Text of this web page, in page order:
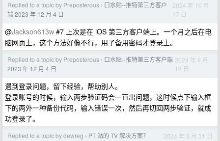
Replied to a topic by Preposterous › 口水贴--推特第三方客户
端 2023 年 12 月 4 日
2024 年 10 月
17 日
@Jackson613w #7 上次是在 iOS 第三方客户端上。一个月之后在电
脑网页上，这个方法好像不行，用了备用密码才登录上。
Replied to a topic by Preposterous › 口水贴--推特第三方客户端
2023 年 12 月 4 日
2024 年 9 月
16 日
遇到登录问题，留下经验，帮助别人。
登录账号的时候，输入两步验证码会一直出问题，这时候点下输入框
下的两外一种备份代码，输入错误一次，然后再切回两步验证，就成
功登录了。
Replied to a topic by dewreg › PT 站的 TV 解决方案？ 2024 年 3 月 31 日